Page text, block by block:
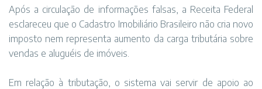
Após a circulação de informações falsas, a Receita Federal
esclareceu que o Cadastro Imobiliário Brasileiro não cria novo
imposto nem representa aumento da carga tributária sobre
vendas e aluguéis de imóveis.
Em relação à tributação, o sistema vai servir de apoio ao